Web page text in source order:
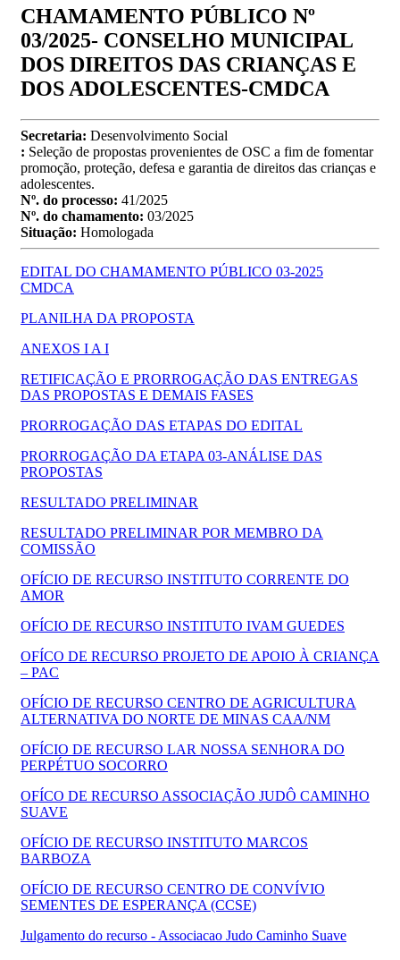
CHAMAMENTO PÚBLICO Nº
03/2025- CONSELHO MUNICIPAL
DOS DIREITOS DAS CRIANÇAS E
DOS ADOLESCENTES-CMDCA
Secretaria: Desenvolvimento Social
: Seleção de propostas provenientes de OSC a fim de fomentar
promoção, proteção, defesa e garantia de direitos das crianças e
adolescentes.
Nº. do processo: 41/2025
Nº. do chamamento: 03/2025
Situação: Homologada
EDITAL DO CHAMAMENTO PÚBLICO 03-2025
CMDCA
PLANILHA DA PROPOSTA
ANEXOS I A I
RETIFICAÇÃO E PRORROGAÇÃO DAS ENTREGAS
DAS PROPOSTAS E DEMAIS FASES
PRORROGAÇÃO DAS ETAPAS DO EDITAL
PRORROGAÇÃO DA ETAPA 03-ANÁLISE DAS
PROPOSTAS
RESULTADO PRELIMINAR
RESULTADO PRELIMINAR POR MEMBRO DA
COMISSÃO
OFÍCIO DE RECURSO INSTITUTO CORRENTE DO
AMOR
OFÍCIO DE RECURSO INSTITUTO IVAM GUEDES
OFÍCO DE RECURSO PROJETO DE APOIO À CRIANÇA
– PAC
OFÍCIO DE RECURSO CENTRO DE AGRICULTURA
ALTERNATIVA DO NORTE DE MINAS CAA/NM
OFÍCIO DE RECURSO LAR NOSSA SENHORA DO
PERPÉTUO SOCORRO
OFÍCO DE RECURSO ASSOCIAÇÃO JUDÔ CAMINHO
SUAVE
OFÍCIO DE RECURSO INSTITUTO MARCOS
BARBOZA
OFÍCIO DE RECURSO CENTRO DE CONVÍVIO
SEMENTES DE ESPERANÇA (CCSE)
Julgamento do recurso - Associacao Judo Caminho Suave